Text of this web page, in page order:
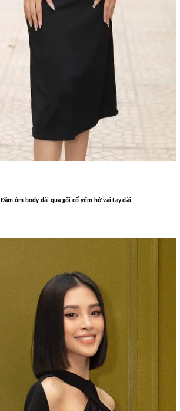
Đầm ôm body dài qua gối cổ yếm hở vai tay dài